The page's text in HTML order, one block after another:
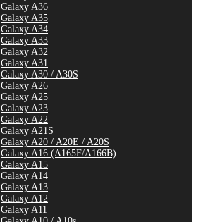
Galaxy A36
Galaxy A35
Galaxy A34
Galaxy A33
Galaxy A32
Galaxy A31
Galaxy A30 / A30S
Galaxy A26
Galaxy A25
Galaxy A23
Galaxy A22
Galaxy A21S
Galaxy A20 / A20E / A20S
Galaxy A16 (A165F/A166B)
Galaxy A15
Galaxy A14
Galaxy A13
Galaxy A12
Galaxy A11